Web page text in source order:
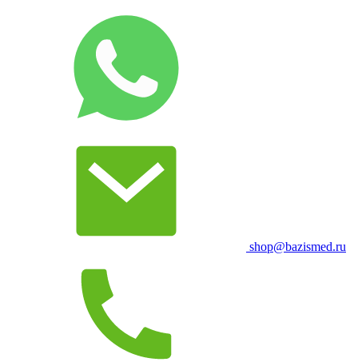
shop@bazismed.ru